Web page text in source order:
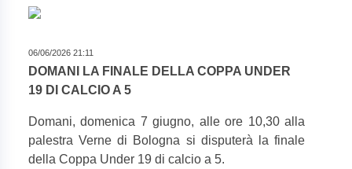
06/06/2026 21:11
DOMANI LA FINALE DELLA COPPA UNDER
19 DI CALCIO A 5
Domani, domenica 7 giugno, alle ore 10,30 alla
palestra Verne di Bologna si disputerà la finale
della Coppa Under 19 di calcio a 5.